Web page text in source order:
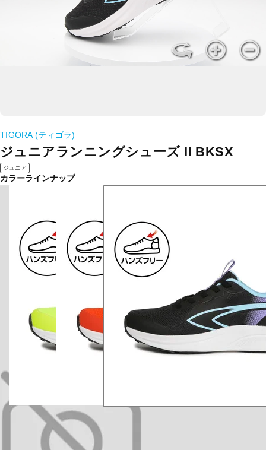
TIGORA (ティゴラ)
ジュニアランニングシューズ II BKSX
ジュニア
カラーラインナップ
イエロー×ブラック オレンジ×ブラック
¥2,999
ブラック×Sブルー